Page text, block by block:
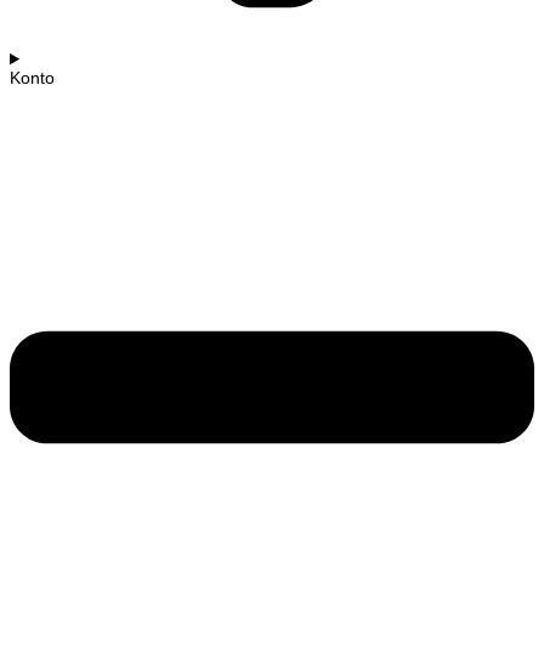
Konto